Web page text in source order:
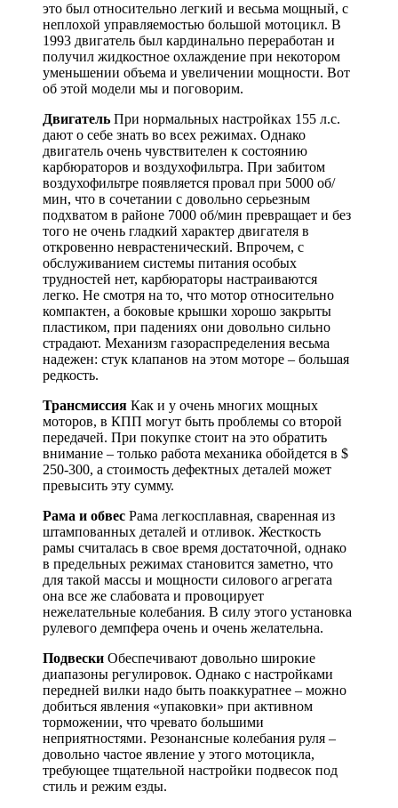
это был относительно легкий и весьма мощный, с
неплохой управляемостью большой мотоцикл. В
1993 двигатель был кардинально переработан и
получил жидкостное охлаждение при некотором
уменьшении объема и увеличении мощности. Вот
об этой модели мы и поговорим.
Двигатель При нормальных настройках 155 л.с.
дают о себе знать во всех режимах. Однако
двигатель очень чувствителен к состоянию
карбюраторов и воздухофильтра. При забитом
воздухофильтре появляется провал при 5000 об/
мин, что в сочетании с довольно серьезным
подхватом в районе 7000 об/мин превращает и без
того не очень гладкий характер двигателя в
откровенно неврастенический. Впрочем, с
обслуживанием системы питания особых
трудностей нет, карбюраторы настраиваются
легко. Не смотря на то, что мотор относительно
компактен, а боковые крышки хорошо закрыты
пластиком, при падениях они довольно сильно
страдают. Механизм газораспределения весьма
надежен: стук клапанов на этом моторе – большая
редкость.
Трансмиссия Как и у очень многих мощных
моторов, в КПП могут быть проблемы со второй
передачей. При покупке стоит на это обратить
внимание – только работа механика обойдется в $
250-300, а стоимость дефектных деталей может
превысить эту сумму.
Рама и обвес Рама легкосплавная, сваренная из
штампованных деталей и отливок. Жесткость
рамы считалась в свое время достаточной, однако
в предельных режимах становится заметно, что
для такой массы и мощности силового агрегата
она все же слабовата и провоцирует
нежелательные колебания. В силу этого установка
рулевого демпфера очень и очень желательна.
Подвески Обеспечивают довольно широкие
диапазоны регулировок. Однако с настройками
передней вилки надо быть поаккуратнее – можно
добиться явления «упаковки» при активном
торможении, что чревато большими
неприятностями. Резонансные колебания руля –
довольно частое явление у этого мотоцикла,
требующее тщательной настройки подвесок под
стиль и режим езды.